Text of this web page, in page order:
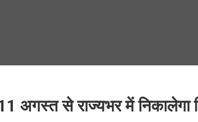
11 अगस्त से राज्यभर में निकालेगा